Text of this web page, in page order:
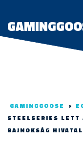
GAMINGGOOSE >
STEELSERIES
BAJNOKSÁG